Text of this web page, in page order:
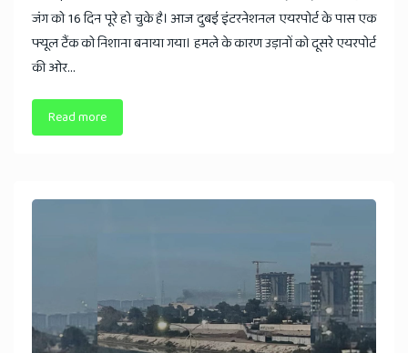
जंग को 16 दिन पूरे हो चुके है। आज दुबई इंटरनेशनल एयरपोर्ट के पास एक
फ्यूल टैंक को निशाना बनाया गया। हमले के कारण उड़ानों को दूसरे एयरपोर्ट
की ओर...
Read more